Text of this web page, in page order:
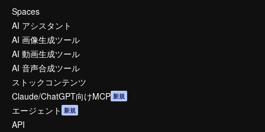
Spaces
AI アシスタント
AI 画像生成ツール
AI 動画生成ツール
AI 音声合成ツール
ストックコンテンツ
Claude/ChatGPT向けMCP 新規
エージェント 新規
API